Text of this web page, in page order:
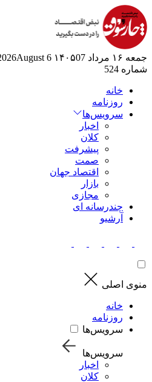
جمعه ۱۶ مرداد ۱۴۰۵ 07 2026August 6 شعبان 2026
شماره 524
خانه
روزنامه
سرویس‌ها
اخبار
کلان
پیشرفت
صمت
اقتصاد جهان
بازار
مجازی
چندرسانه ای
آرشیو
منوی اصلی
خانه
روزنامه
سرویس‌ها
سرویس‌ها
اخبار
کلان